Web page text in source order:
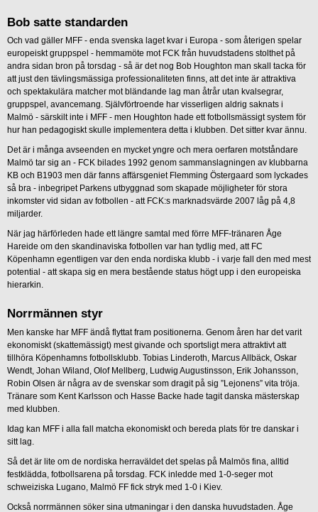
Bob satte standarden
Och vad gäller MFF - enda svenska laget kvar i Europa - som återigen spelar
europeiskt gruppspel - hemmamöte mot FCK från huvudstadens stolthet på
andra sidan bron på torsdag - så är det nog Bob Houghton man skall tacka för
att just den tävlingsmässiga professionaliteten finns, att det inte är attraktiva
och spektakulära matcher mot bländande lag man åtrår utan kvalsegrar,
gruppspel, avancemang. Självförtroende har visserligen aldrig saknats i
Malmö - särskilt inte i MFF - men Houghton hade ett fotbollsmässigt system för
hur han pedagogiskt skulle implementera detta i klubben. Det sitter kvar ännu.
Det är i många avseenden en mycket yngre och mera oerfaren motståndare
Malmö tar sig an - FCK bilades 1992 genom sammanslagningen av klubbarna
KB och B1903 men där fanns affärsgeniet Flemming Östergaard som lyckades
så bra - inbegripet Parkens utbyggnad som skapade möjligheter för stora
inkomster vid sidan av fotbollen - att FCK:s marknadsvärde 2007 låg på 4,8
miljarder.
När jag härförleden hade ett längre samtal med förre MFF-tränaren Åge
Hareide om den skandinaviska fotbollen var han tydlig med, att FC
Köpenhamn egentligen var den enda nordiska klubb - i varje fall den med mest
potential - att skapa sig en mera bestående status högt upp i den europeiska
hierarkin.
Norrmännen styr
Men kanske har MFF ändå flyttat fram positionerna. Genom åren har det varit
ekonomiskt (skattemässigt) mest givande och sportsligt mera attraktivt att
tillhöra Köpenhamns fotbollsklubb. Tobias Linderoth, Marcus Allbäck, Oskar
Wendt, Johan Wiland, Olof Mellberg, Ludwig Augustinsson, Erik Johansson,
Robin Olsen är några av de svenskar som dragit på sig ”Lejonens” vita tröja.
Tränare som Kent Karlsson och Hasse Backe hade tagit danska mästerskap
med klubben.
Idag kan MFF i alla fall matcha ekonomiskt och bereda plats för tre danskar i
sitt lag.
Så det är lite om de nordiska herraväldet det spelas på Malmös fina, alltid
festklädda, fotbollsarena på torsdag. FCK inledde med 1-0-seger mot
schweiziska Lugano, Malmö FF fick stryk med 1-0 i Kiev.
Också norrmännen söker sina utmaningar i den danska huvudstaden. Åge